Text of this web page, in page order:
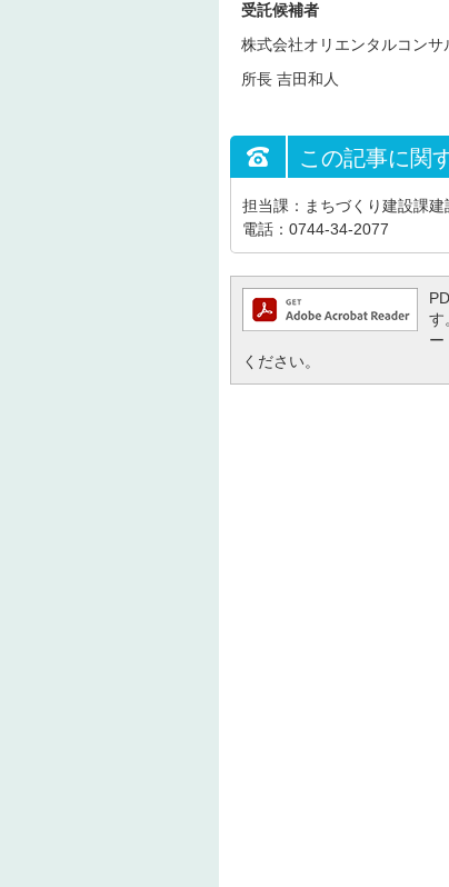
受託候補者
株式会社オリエンタルコン
所長 吉田和人
この記事に関
担当課：まちづくり建設課建
電話：0744-34-2077
す
ー
ください。